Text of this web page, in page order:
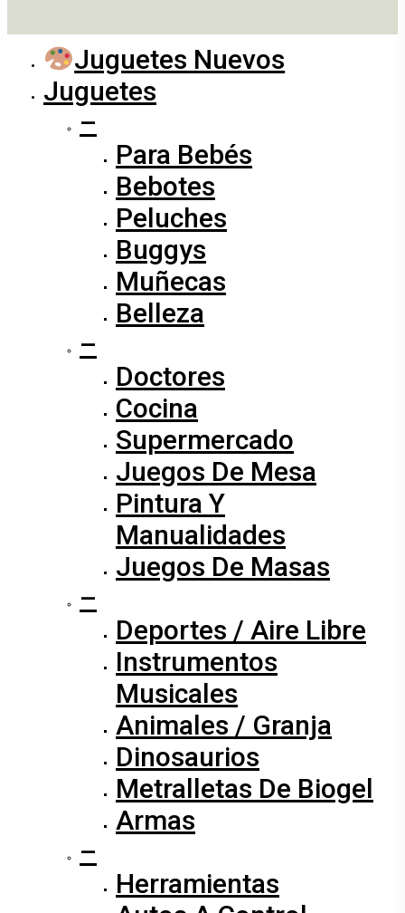
Juguetes Nuevos
Juguetes
–
Para Bebés
Bebotes
Peluches
Buggys
Muñecas
Belleza
–
Doctores
Cocina
Supermercado
Juegos De Mesa
Pintura Y
Manualidades
Juegos De Masas
–
Deportes / Aire Libre
Instrumentos
Musicales
Animales / Granja
Dinosaurios
Metralletas De Biogel
Armas
–
Herramientas